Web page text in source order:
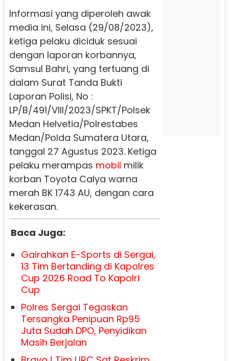
Informasi yang diperoleh awak
media ini, Selasa (29/08/2023),
ketiga pelaku diciduk sesuai
dengan laporan korbannya,
Samsul Bahri, yang tertuang di
dalam Surat Tanda Bukti
Laporan Polisi, No :
LP/B/491/VIII/2023/SPKT/Polsek
Medan Helvetia/Polrestabes
Medan/Polda Sumatera Utara,
tanggal 27 Agustus 2023. Ketiga
pelaku merampas mobil milik
korban Toyota Calya warna
merah BK 1743 AU, dengan cara
kekerasan.
Baca Juga:
Gairahkan E-Sports di Sergai,
13 Tim Bertanding di Kapolres
Cup 2026 Road To Kapolri
Cup
Polres Sergai Tegaskan
Tersangka Penipuan Rp95
Juta Sudah DPO, Penyidikan
Masih Berjalan